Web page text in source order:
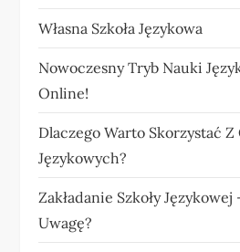
Własna Szkoła Językowa
Nowoczesny Tryb Nauki
Online!
Dlaczego Warto Skorzystać Z
Językowych?
Zakładanie Szkoły
Uwagę?